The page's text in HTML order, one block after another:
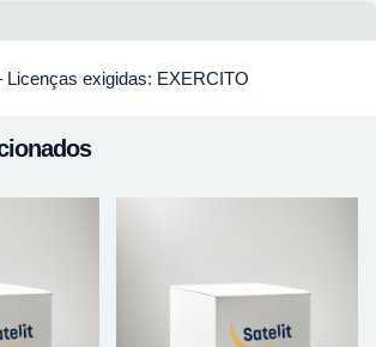
Licenças exigidas: EXERCITO